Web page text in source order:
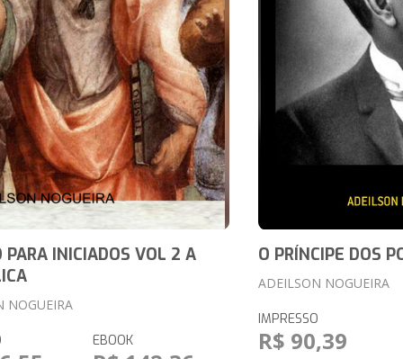
PARA INICIADOS VOL 2 A
NOGUEIRA
EBOOK
O PRÍNCIPE DOS
ADEILSON NOGUEIRA
IMPRESSO
R$ 90,39